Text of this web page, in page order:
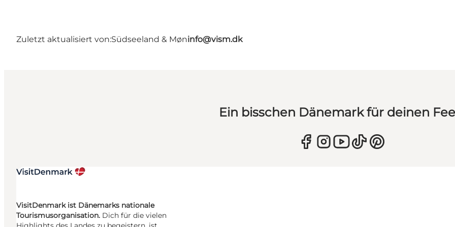
Zuletzt aktualisiert von:Südseeland & Møninfo@vism.dk
Ein bisschen Dänemark für deinen
VisitDenmark ist Dänemarks nationale
Tourismusorganisation. Dich für die vielen